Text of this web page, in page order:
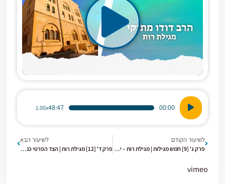
נגן
אודיו
00:00
48:47
1.00x
לשיעור הקודם
פרק ג' [9] חמש מגילות | מגילת רות – יהודה ותמר והקשר למגילת רות
לשיעור הבא
פרק ד' [12] מגילת רות | הצד הפרטי כנגד הכללי
vimeo